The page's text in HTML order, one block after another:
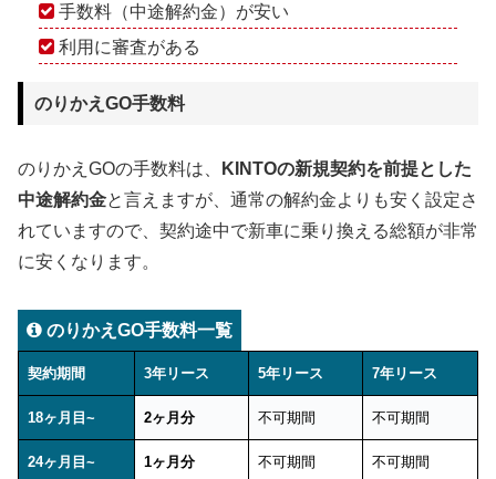
手数料（中途解約金）が安い
利用に審査がある
のりかえGO手数料
のりかえGOの手数料は、
KINTOの新規契約を前提とした
中途解約金と言えますが、通常の解約金よりも安く設定さ
れていますので、契約途中で新車に乗り換える総額が非常
に安くなります。
のりかえGO手数料一覧
契約期間 3年リース 5年リース 7年リース
18ヶ月目~ 2ヶ月分 不可期間 不可期間
24ヶ月目~ 1ヶ月分 不可期間 不可期間